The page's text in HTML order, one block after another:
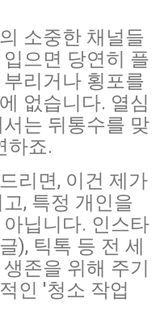
소중한 채널들
으면 당연히 플
리거나 횡포를
없습니다. 열심
는 뒤통수를 맞
하죠.
리면, 이건 제가
, 특정 개인을
닙니다. 인스타
), 틱톡 등 전 세
존을 위해 주기
인 '청소 작업